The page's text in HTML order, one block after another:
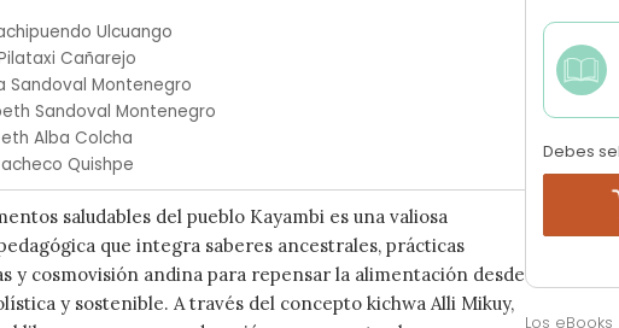
Ulcuango
Cañarejo
Sandoval Montenegro
Sandoval Montenegro
Alba Colcha
Quishpe
saludables del pueblo Kayambi es una valiosa
que integra saberes ancestrales, prácticas
y cosmovisión andina para repensar la alimentación desde
y sostenible. A través del concepto kichwa Alli Mikuy,
Debes
Los